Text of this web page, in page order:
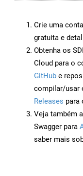
Crie uma
gratuita e
Obtenha os
Cloud para o
GitHub e
compilar/usar
Releases para
Veja também
Swagger para
saber mais